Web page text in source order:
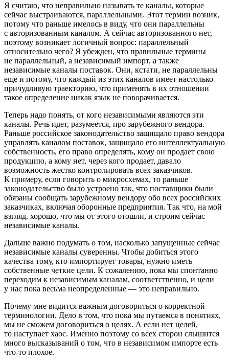
Я считаю, что неправильно называть те каналы, которые
сейчас выстраиваются, параллельными. Этот термин возник,
потому что раньше имелось в виду, что они параллельны
с авторизованным каналом. А сейчас авторизованного нет,
поэтому возникает логичный вопрос: параллельный
относительно чего? Я убежден, что правильные термины
не параллельный, а независимый импорт, а также
независимые каналы поставок. Они, кстати, не параллельны
еще и потому, что каждый из этих каналов имеет настолько
причудливую траекторию, что применять в их отношении
такое определение никак язык не поворачивается.
Теперь надо понять, от кого независимыми являются эти
каналы. Речь идет, разумеется, про зарубежного вендора.
Раньше российское законодательство защищало право вендора
управлять каналом поставок, защищало его интеллектуальную
собственность, его право определять, кому он продает свою
продукцию, а кому нет, через кого продает, давало
возможность жестко контролировать всех заказчиков.
К примеру, если говорить о микросхемах, то раньше
законодательство было устроено так, что поставщики были
обязаны сообщать зарубежному вендору обо всех российских
заказчиках, включая оборонные предприятия. Так что, на мой
взгляд, хорошо, что мы от этого отошли, и строим сейчас
независимые каналы.
Дальше важно подумать о том, насколько запущенные сейчас
независимые каналы суверенны. Чтобы добиться этого
качества тому, кто импортирует товары, нужно иметь
собственные четкие цели. К сожалению, пока мы спонтанно
переходим к независимым каналам, соответственно, и цели
у нас пока весьма неопределенные — это неправильно.
Почему мне видится важным договориться о корректной
терминологии. Дело в том, что пока мы путаемся в понятиях,
мы не сможем договориться о целях. А если нет целей,
то наступает хаос. Именно поэтому со всех сторон слышится
много высказываний о том, что в независимом импорте есть
что-то плохое.